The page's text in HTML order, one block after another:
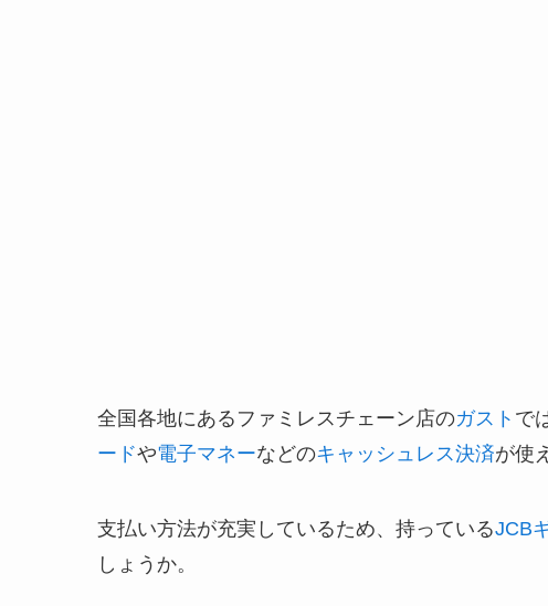
全国各地にあるファミレスチェーン店のガスト で
ードや電子マネーなどのキャッシュレス決済が使
支払い方法が充実しているため、持っているJCB
しょうか。